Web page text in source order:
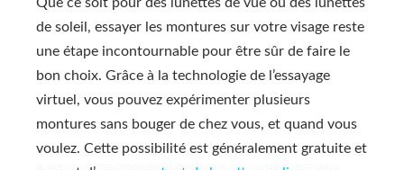
Que ce soit pour des lunettes de vue ou des lunettes
de soleil, essayer les montures sur votre visage reste
une étape incontournable pour être sûr de faire le
bon choix. Grâce à la technologie de l’essayage
virtuel, vous pouvez expérimenter plusieurs
montures sans bouger de chez vous, et quand vous
voulez. Cette possibilité est généralement gratuite et